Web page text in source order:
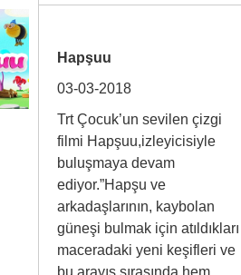
Hapşuu
03-03-2018
Trt Çocuk’un sevilen çizgi
filmi Hapşuu,izleyicisiyle
buluşmaya devam
ediyor.”Hapşu ve
arkadaşlarının, kaybolan
güneşi bulmak için atıldıkları
maceradaki yeni keşifleri ve
bu arayış sırasında hem